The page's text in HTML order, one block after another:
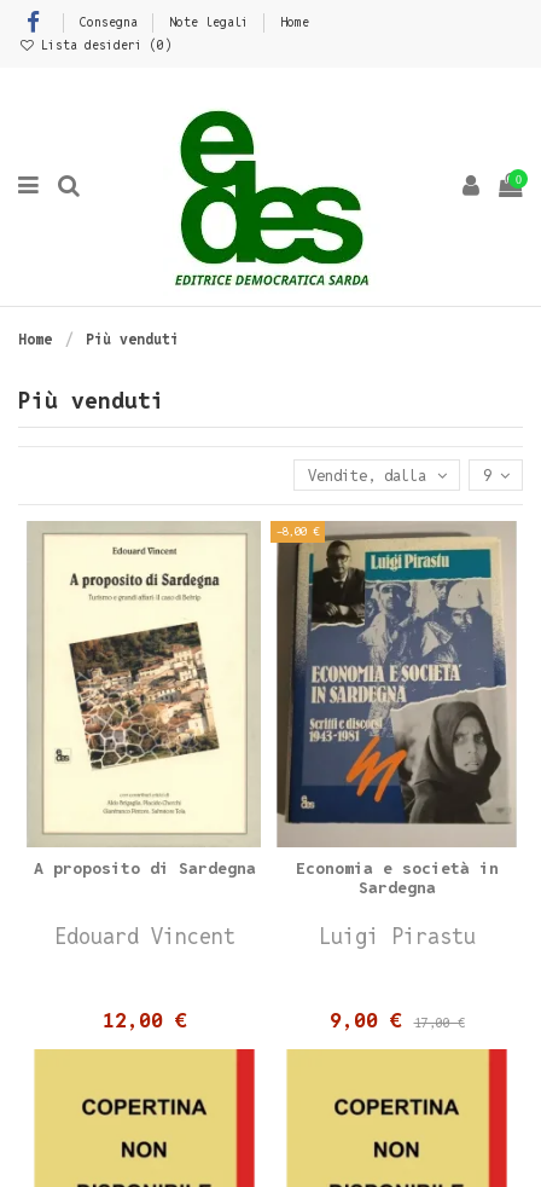
Consegna Note legali
Home
Lista desideri (0 )
0
Home Più venduti
Più venduti
Vendite, dalla più alta
9
A proposito di Sardegna
Edouard Vincent
12,00 €
-8,00 €
Economia e società in
Sardegna
Luigi Pirastu
9,00 €17,00 €